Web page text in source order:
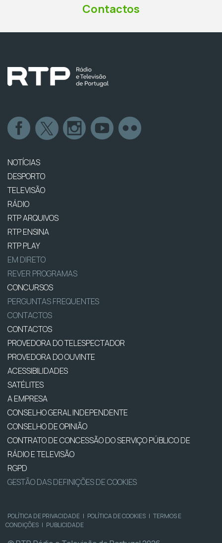
Contactos
NOTÍCIAS
DESPORTO
TELEVISÃO
RÁDIO
RTP ARQUIVOS
RTP ENSINA
RTP PLAY
EM DIRETO
REVER PROGRAMAS
CONCURSOS
PERGUNTAS FREQUENTES
CONTACTOS
CONTACTOS
PROVEDORA DO TELESPECTADOR
PROVEDORA DO OUVINTE
ACESSIBILIDADES
SATÉLITES
A EMPRESA
CONSELHO GERAL INDEPENDENTE
CONSELHO DE OPINIÃO
CONTRATO DE CONCESSÃO DO SERVIÇO PÚBLICO DE
RÁDIO E TELEVISÃO
RGPD
GESTÃO DAS DEFINIÇÕES DE COOKIES
POLÍTICA DE PRIVACIDADE | POLÍTICA DE COOKIES | TERMOS E
CONDIÇÕES | PUBLICIDADE